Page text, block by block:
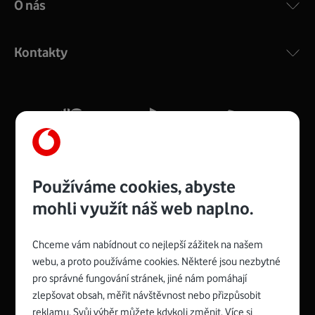
COMPAL CH7465VF
silný signál pro celou domácnost. Kompaktní rozměry 21
Více o COMPAL CH7465VF
Zyxel VMG8623-T50B:
Rozměry modemu jsou 16 x 22 x 7,5 cm (včetně stojánku)
Spojte se s Vodafonem
O nás
Kontakty
Používáme cookies, abyste
mohli využít náš web naplno.
Chceme vám nabídnout co nejlepší zážitek na našem
webu, a proto používáme cookies. Některé jsou nezbytné
pro správné fungování stránek, jiné nám pomáhají
zlepšovat obsah, měřit návštěvnost nebo přizpůsobit
reklamu. Svůj výběr můžete kdykoli změnit. Více si